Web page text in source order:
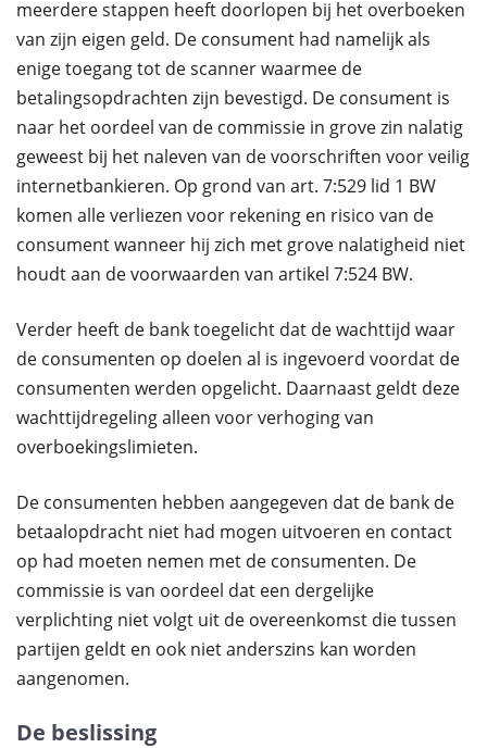
meerdere stappen heeft doorlopen bij het overboeken
van zijn eigen geld. De consument had namelijk als
enige toegang tot de scanner waarmee de
betalingsopdrachten zijn bevestigd. De consument is
naar het oordeel van de commissie in grove zin nalatig
geweest bij het naleven van de voorschriften voor veilig
internetbankieren. Op grond van art. 7:529 lid 1 BW
komen alle verliezen voor rekening en risico van de
consument wanneer hij zich met grove nalatigheid niet
houdt aan de voorwaarden van artikel 7:524 BW.
Verder heeft de bank toegelicht dat de wachttijd waar
de consumenten op doelen al is ingevoerd voordat de
consumenten werden opgelicht. Daarnaast geldt deze
wachttijdregeling alleen voor verhoging van
overboekingslimieten.
De consumenten hebben aangegeven dat de bank de
betaalopdracht niet had mogen uitvoeren en contact
op had moeten nemen met de consumenten. De
commissie is van oordeel dat een dergelijke
verplichting niet volgt uit de overeenkomst die tussen
partijen geldt en ook niet anderszins kan worden
aangenomen.
De beslissing